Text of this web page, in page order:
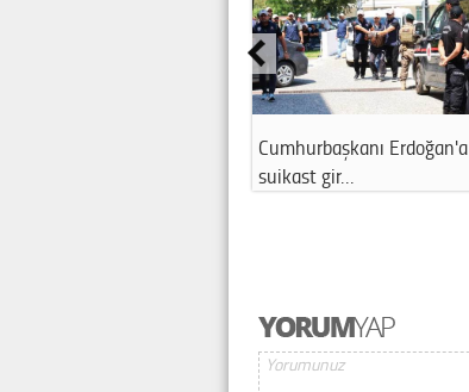
Cumhurbaşkanı Erdoğan'a
suikast gir…